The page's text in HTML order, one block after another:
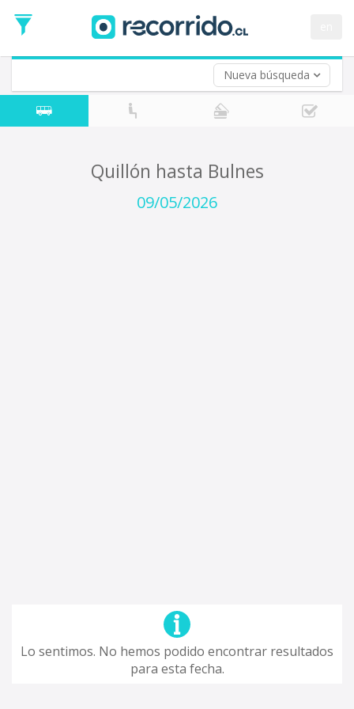
Nueva búsqueda
de
Ida
Vuelta (opcional)
Fecha
de
Quillón hasta Bulnes
09/05/2026
Lo sentimos. No hemos podido encontrar resultados
para esta fecha.